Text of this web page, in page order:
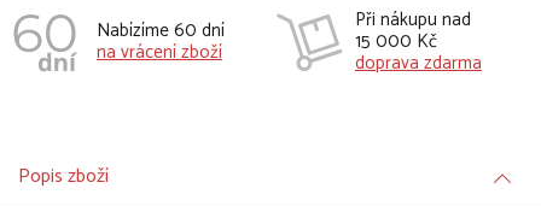
Nabízíme 60 dní
na vrácení zboží
Při nákupu nad
15 000 Kč
doprava zdarma
Popis zboží